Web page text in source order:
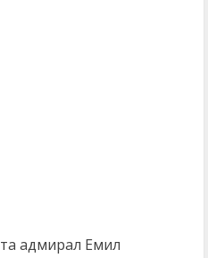
адмирал Емил